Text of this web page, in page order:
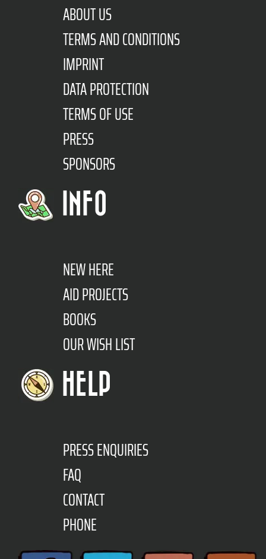
ABOUT US
TERMS AND CONDITIONS
IMPRINT
DATA PROTECTION
TERMS OF USE
PRESS
SPONSORS
INFO
NEW HERE
AID PROJECTS
BOOKS
OUR WISH LIST
HELP
PRESS ENQUIRIES
FAQ
CONTACT
PHONE